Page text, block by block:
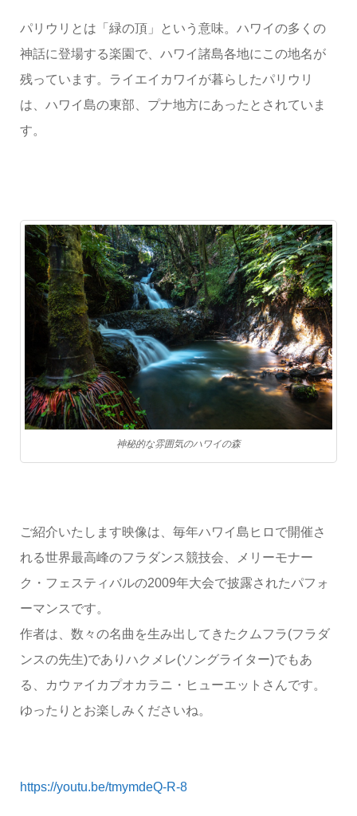
パリウリとは「緑の頂」という意味。ハワイの多くの
神話に登場する楽園で、ハワイ諸島各地にこの地名が
残っています。ライエイカワイが暮らしたパリウリ
は、ハワイ島の東部、プナ地方にあったとされていま
す。
神秘的な雰囲気のハワイの森
ご紹介いたします映像は、毎年ハワイ島ヒロで開催さ
れる世界最高峰のフラダンス競技会、メリーモナー
ク・フェスティバルの2009年大会で披露されたパフォ
ーマンスです。
作者は、数々の名曲を生み出してきたクムフラ(フラダ
ンスの先生)でありハクメレ(ソングライター)でもあ
る、カウァイカプオカラニ・ヒューエットさんです。
ゆったりとお楽しみくださいね。
https://youtu.be/tmymdeQ-R-8